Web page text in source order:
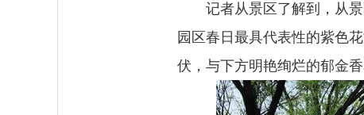
记者从景区了解到，从
园区春日最具代表性的紫色
伏，与下方明艳绚烂的郁金